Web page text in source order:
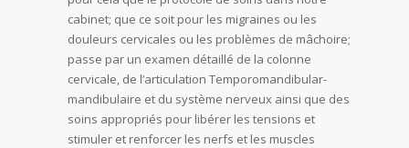
cabinet; que ce soit pour les migraines ou les
douleurs cervicales ou les problèmes de mâchoire;
passe par un examen détaillé de la colonne
cervicale, de l’articulation Temporomandibular-
mandibulaire et du système nerveux ainsi que des
soins appropriés pour libérer les tensions et
stimuler et renforcer les nerfs et les muscles